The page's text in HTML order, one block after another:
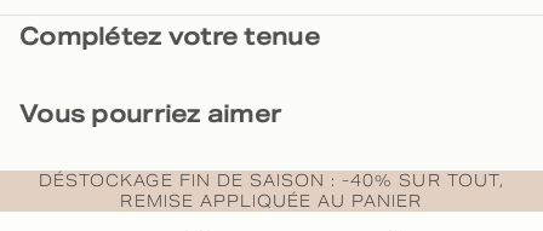
Complétez votre tenue
Vous pourriez aimer
DÉSTOCKAGE FIN DE SAISON : -40% SUR TOUT,
REMISE APPLIQUÉE AU PANIER